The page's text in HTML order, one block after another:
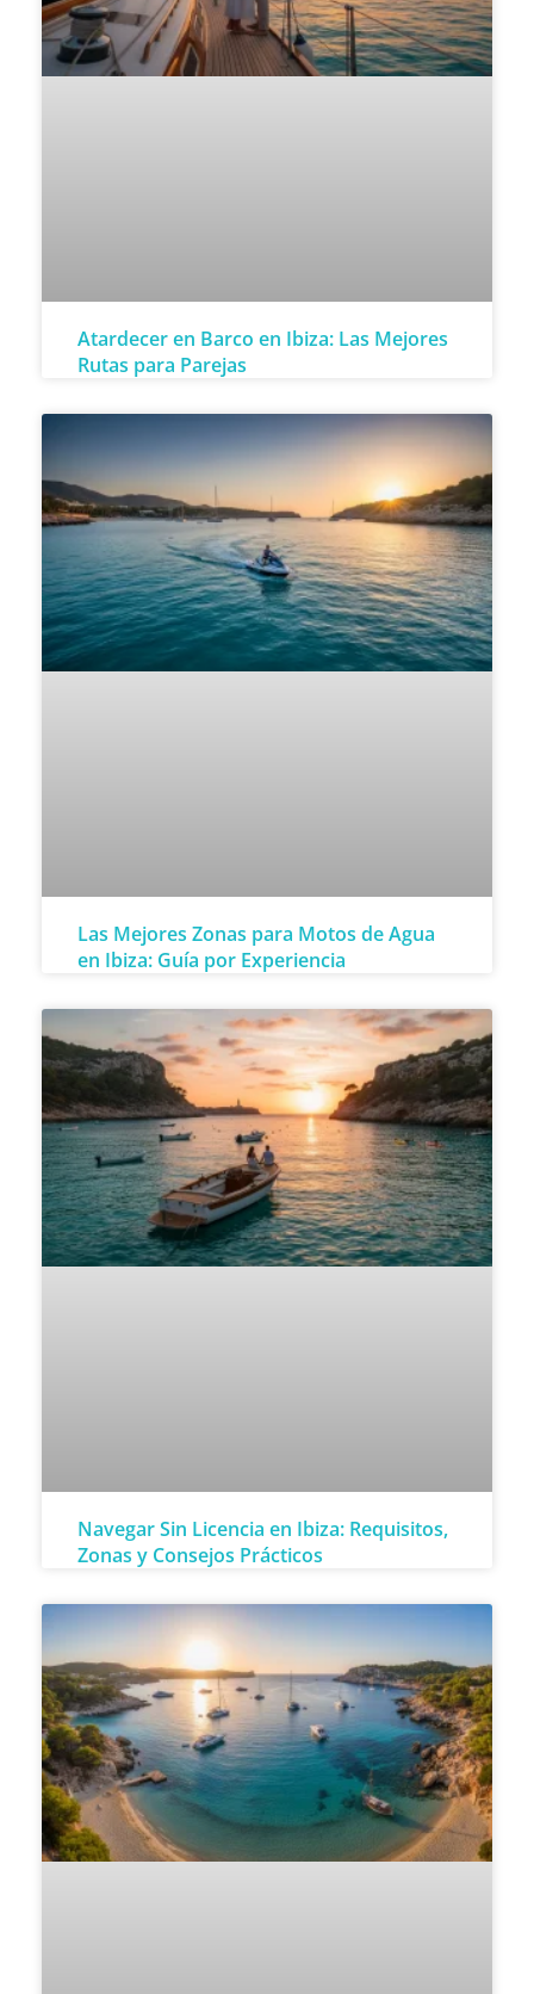
Atardecer en Barco en Ibiza: Las Mejores
Rutas para Parejas
Las Mejores Zonas para Motos de Agua
en Ibiza: Guía por Experiencia
Navegar Sin Licencia en Ibiza: Requisitos,
Zonas y Consejos Prácticos